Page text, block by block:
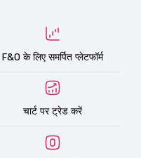
F&O के लिए समर्पित प्लेटफॉर्म
चार्ट पर ट्रेड करें